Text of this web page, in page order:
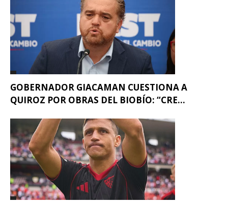
GOBERNADOR GIACAMAN CUESTIONA A
QUIROZ POR OBRAS DEL BIOBÍO: “CRE...